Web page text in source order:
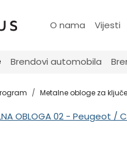
O nama Vijesti
Brendovi automobila
Metalne obloge za